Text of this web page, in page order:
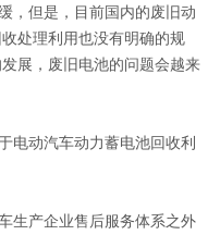
但是，目前国内的废旧动
处理利用也没有明确的规
展，废旧电池的问题会越来
动汽车动力蓄电池回收利
产企业售后服务体系之外